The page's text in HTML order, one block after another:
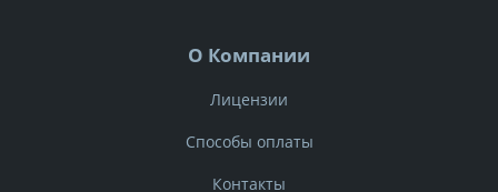
Нажимая кнопку "Отправить заказ", я даю свое согласие на
обработку моих персональных данных в соответствии с
Пользовательского соглашения
О Компании
Лицензии
Способы оплаты
Контакты